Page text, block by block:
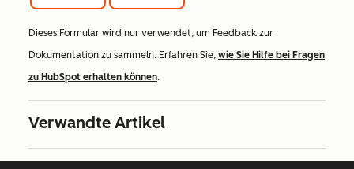
Dieses Formular wird nur verwendet, um Feedback zur
Dokumentation zu sammeln. Erfahren Sie, wie Sie Hilfe bei Fragen
zu HubSpot erhalten können.
Verwandte Artikel